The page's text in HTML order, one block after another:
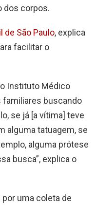
dos corpos.
de São Paulo, explica
facilitar o
Instituto Médico
familiares buscando
se já [a vítima] teve
alguma tatuagem, se
alguma prótese
busca”, explica o
uma coleta de